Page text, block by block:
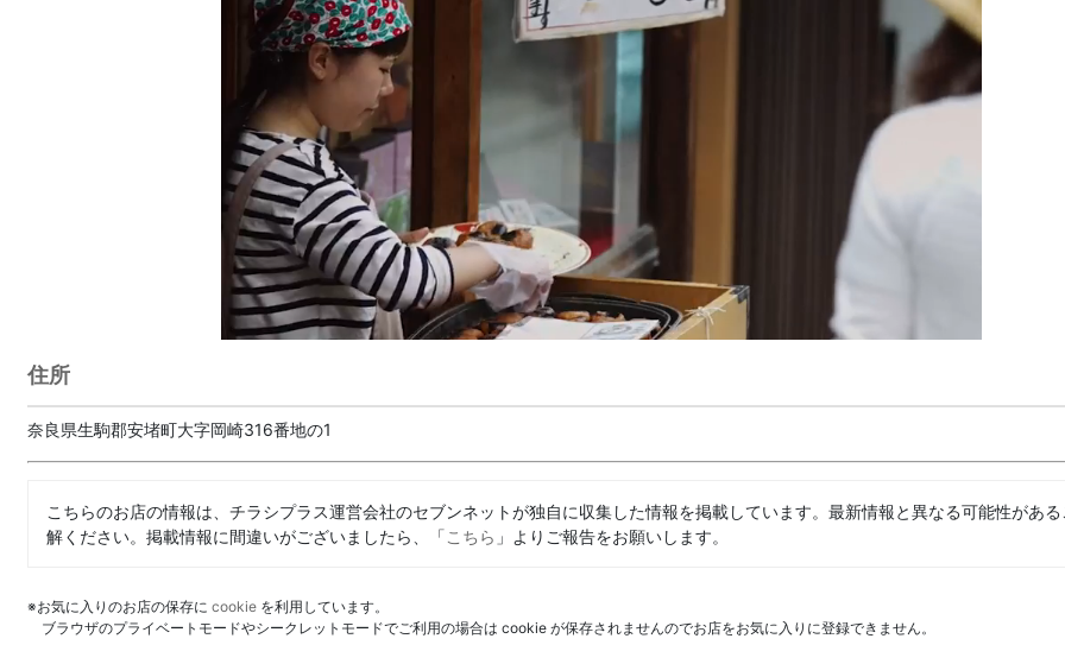
住所
奈良県生駒郡安堵町大字岡崎316番地の1
こちらのお店の情報は、チラシプラス運営会社のセブンネットが独自に収集した情報を掲載しています。最新情報と異なる可能性があ
解ください。掲載情報に間違いがございましたら、「こちら 」よりご報告をお願いします。
※お気に入りのお店の保存に cookie を利用しています。
ブラウザのプライベートモードやシークレットモードでご利用の場合は cookie が保存されませんのでお店をお気に入りに登録できません。